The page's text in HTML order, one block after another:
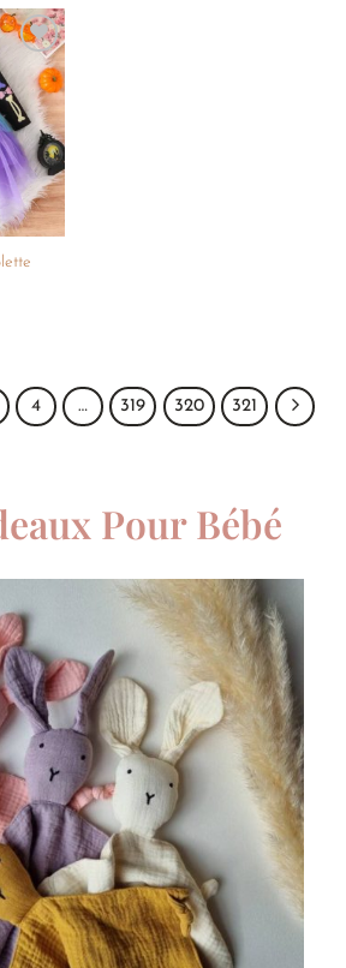
Ajouter
à la
liste de
souhaits
4 … 319 320 321
Pour Bébé